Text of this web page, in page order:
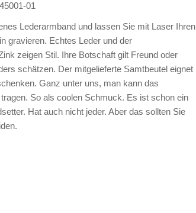
01
Lederarmband und lassen Sie mit Laser Ihren
gravieren. Echtes Leder und der
zeigen Stil. Ihre Botschaft gilt Freund oder
schätzen. Der mitgelieferte Samtbeutel eignet
Ganz unter uns, man kann das
So als coolen Schmuck. Es ist schon ein
Hat auch nicht jeder. Aber das sollten Sie